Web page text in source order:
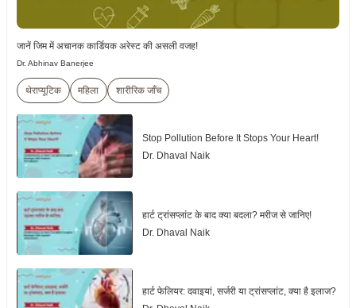
जानें जिम में अचानक कार्डियक अरेस्ट की असली वजह!
Dr. Abhinav Banerjee
थेराप्यूटिक महिला शारीरिक जाँच
Stop Pollution Before It Stops Your Heart!
Dr. Dhaval Naik
हार्ट ट्रांसप्लांट के बाद क्या बदला? मरीज से जानिए!
Dr. Dhaval Naik
हार्ट फेलियर: दवाइयां, सर्जरी या ट्रांसप्लांट, क्या है इलाज?